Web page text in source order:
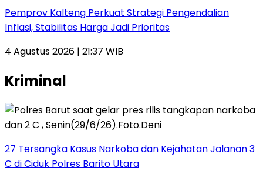
Pemprov Kalteng Perkuat Strategi Pengendalian
Inflasi, Stabilitas Harga Jadi Prioritas
4 Agustus 2026 | 21:37 WIB
Kriminal
27 Tersangka Kasus Narkoba dan Kejahatan Jalanan 3
C di Ciduk Polres Barito Utara